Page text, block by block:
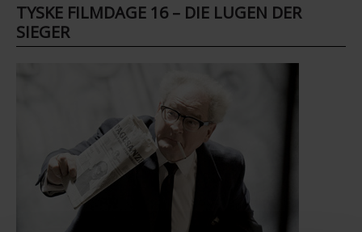
TYSKE FILMDAGE 16 – DIE LUGEN DER
SIEGER